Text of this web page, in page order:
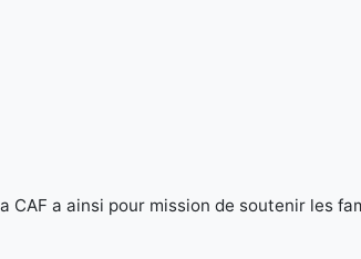
CAF a ainsi pour mission de soutenir les